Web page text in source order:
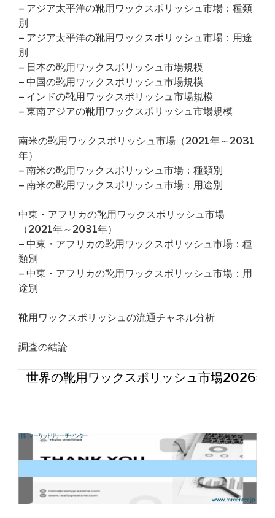
– アジア太平洋の靴用ワックスポリッシュ市場：種類
別
– アジア太平洋の靴用ワックスポリッシュ市場：用途
別
– 日本の靴用ワックスポリッシュ市場規模
– 中国の靴用ワックスポリッシュ市場規模
– インドの靴用ワックスポリッシュ市場規模
– 東南アジアの靴用ワックスポリッシュ市場規模
南米の靴用ワックスポリッシュ市場（2021年～2031
年）
– 南米の靴用ワックスポリッシュ市場：種類別
– 南米の靴用ワックスポリッシュ市場：用途別
中東・アフリカの靴用ワックスポリッシュ市場
（2021年～2031年）
– 中東・アフリカの靴用ワックスポリッシュ市場：種
類別
– 中東・アフリカの靴用ワックスポリッシュ市場：用
途別
靴用ワックスポリッシュの流通チャネル分析
調査の結論
世界の靴用ワックスポリッシュ市場2026年